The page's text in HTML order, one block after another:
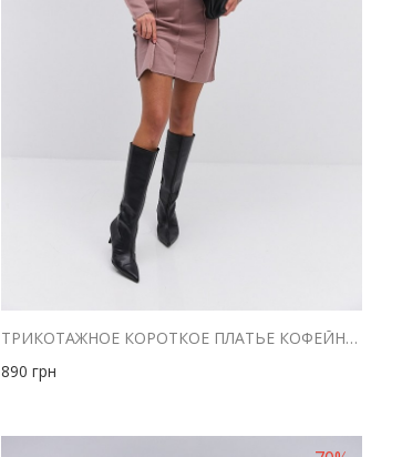
ТРИКОТАЖНОЕ КОРОТКОЕ ПЛАТЬЕ КОФЕЙНОЕ СО ШВАМИ НАРУЖУ
890 грн